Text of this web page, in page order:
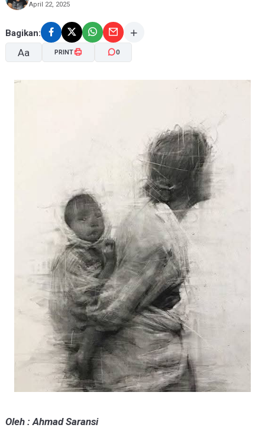
April 22, 2025
Bagikan:
Aa PRINT 0
Oleh : Ahmad Saransi